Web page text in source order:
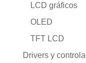
LCD gráficos
OLED
TFT LCD
Drivers y